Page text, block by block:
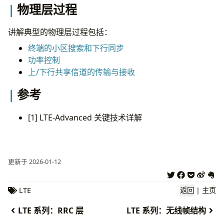
物理层过程
讲解典型的物理层过程包括：
终端的小区搜索和下行同步
功率控制
上/下行共享信道的传输与接收
参考
[1] LTE-Advanced 关键技术详解
更新于 2026-01-12
LTE 返回 | 主页
LTE 系列：RRC 层 LTE 系列：无线帧结构